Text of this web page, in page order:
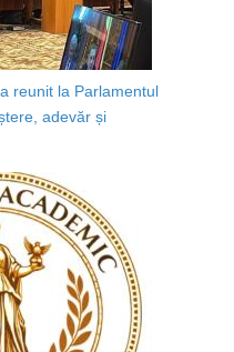
reunit la Parlamentul
adevăr și